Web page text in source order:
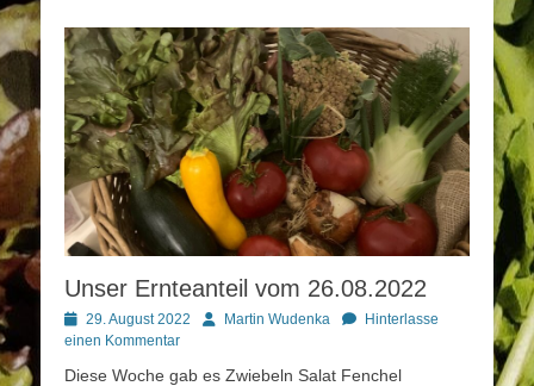
Unser Ernteanteil vom 26.08.2022
Posted
on
29. August 2022 AutorMartin Wudenka
Hinterlasse
einen Kommentar
Diese Woche gab es Zwiebeln Salat Fenchel